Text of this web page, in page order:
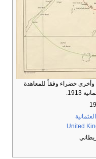
وأخرى خضراء وفقاً للمعاهدة
1913.
United